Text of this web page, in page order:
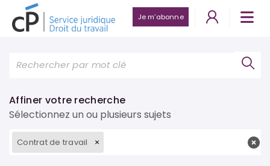
Je m’abonne
Affiner votre recherche
Sélectionnez un ou plusieurs sujets
Contrat de travail